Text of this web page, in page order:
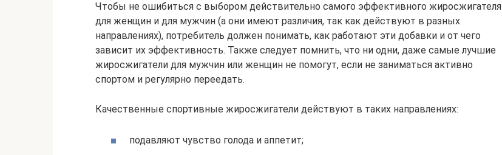
Чтобы не ошибиться с выбором действительно самого эффективного жиросжигателя
для женщин и для мужчин (а они имеют различия, так как действуют в разных
направлениях), потребитель должен понимать, как работают эти добавки и от чего
зависит их эффективность. Также следует помнить, что ни одни, даже самые лучшие
жиросжигатели для мужчин или женщин не помогут, если не заниматься активно
спортом и регулярно переедать.
Качественные спортивные жиросжигатели действуют в таких направлениях:
подавляют чувство голода и аппетит;